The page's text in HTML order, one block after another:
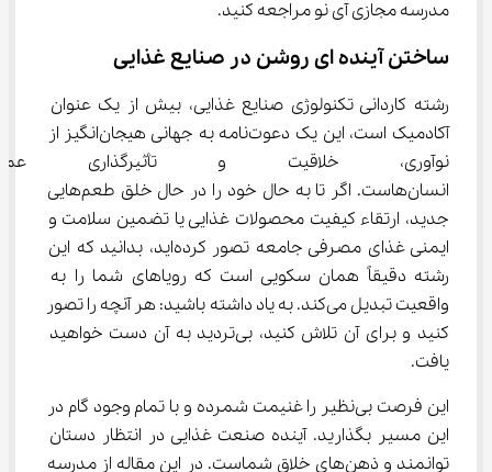
مدرسه مجازی آی نو مراجعه کنید.
ساختن آینده‌ ای روشن در صنایع غذایی
رشته کاردانی تکنولوژی صنایع غذایی، بیش از یک عنوان
آکادمیک است، این یک دعوت‌نامه به جهانی هیجان‌انگیز از
نوآوری، خلاقیت و
انسان‌هاست. اگر تا به حال خود را در حال خلق طعم‌هایی
جدید، ارتقاء کیفیت محصولات غذایی یا تضمین سلامت و
ایمنی غذای مصرفی جامعه تصور کرده‌اید، بدانید که این
رشته دقیقاً همان سکویی است که رویاهای شما را به
واقعیت تبدیل می‌کند. به یاد داشته باشید: هر آنچه را تصور
کنید و برای آن تلاش کنید، بی‌تردید به آن دست خواهید
یافت.
این فرصت بی‌نظیر را غنیمت شمرده و با تمام وجود گام در
این مسیر بگذارید. آینده صنعت غذایی در انتظار دستان
توانمند و ذهن‌های خلاق شماست. در این مقاله از مدرسه